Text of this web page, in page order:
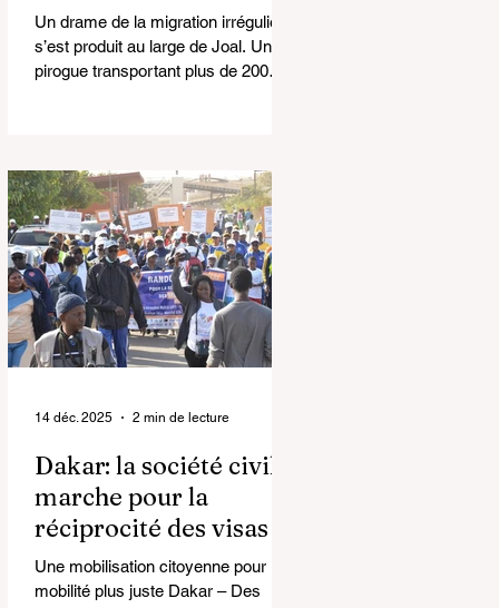
Un drame de la migration irrégulière
s’est produit au large de Joal. Une
pirogue transportant plus de 200
poursuivent pour retrouver
d’éventuels survivants. Un grave
accident maritime a endeuillé la
localité de Joal , dans la nuit du
mardi à mercredi 2025. La brigade
de gendarmerie de Joal a été
alertée aux environs de 4 heures du
matin après la découverte de 12
corps sans vie sur
Dakar: la société civile
marche pour la
réciprocité des visas
Une mobilisation citoyenne pour une
mobilité plus juste Dakar – Des
14 déc. 2025 2 min de lecture